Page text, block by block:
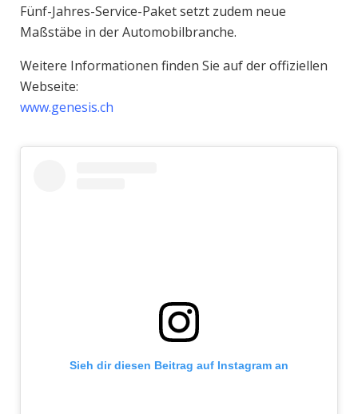
Fünf-Jahres-Service-Paket setzt zudem neue
Maßstäbe in der Automobilbranche.
Weitere Informationen finden Sie auf der offiziellen
Webseite:
www.genesis.ch
Sieh dir diesen Beitrag auf Instagram an